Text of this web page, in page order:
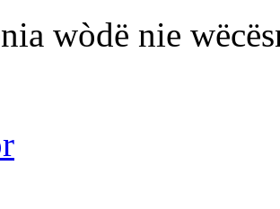
wòdë nie